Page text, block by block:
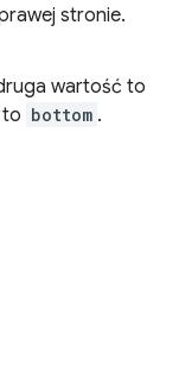
stronie.
wartość to
bottom .